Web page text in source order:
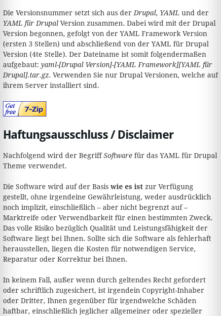
Die Versionsnummer setzt sich aus der Drupal, YAML und der
YAML für Drupal Version zusammen. Dabei wird mit der Drupal
Version begonnen, gefolgt von der YAML Framework Version
(ersten 3 Stellen) und abschließend von der YAML für Drupal
Version (4te Stelle). Der Dateiname ist somit folgendermaßen
aufgebaut: yaml-[Drupal Version]-[YAML Framework][YAML für
Drupal].tar.gz. Verwenden Sie nur Drupal Versionen, welche auf
ihrem Server installiert sind.
Haftungsausschluss / Disclaimer
Nachfolgend wird der BegriffSoftware für das YAML für Drupal
Theme verwendet.
Die Software wird auf der Basis wie es ist zur Verfügung
gestellt, ohne irgendeine Gewährleistung, weder ausdrücklich
noch implizit, einschließlich – aber nicht begrenzt auf –
Marktreife oder Verwendbarkeit für einen bestimmten Zweck.
Das volle Risiko bezüglich Qualität und Leistungsfähigkeit der
Software liegt bei Ihnen. Sollte sich die Software als fehlerhaft
herausstellen, liegen die Kosten für notwendigen Service,
Reparatur oder Korrektur bei Ihnen.
In keinem Fall, außer wenn durch geltendes Recht gefordert
oder schriftlich zugesichert, ist irgendein Copyright-Inhaber
oder Dritter, Ihnen gegenüber für irgendwelche Schäden
haftbar, einschließlich jeglicher allgemeiner oder spezieller